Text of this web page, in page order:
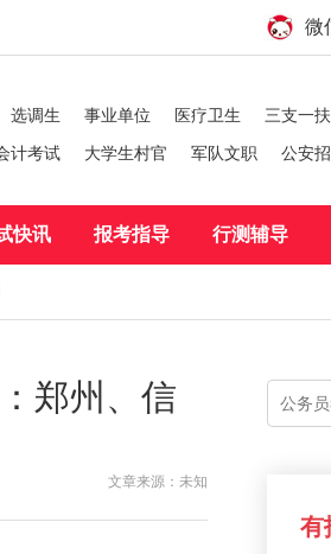
微
选调生 事业单位 医疗卫生 三支一扶
计考试 大学生村官 军队文职 公安
快讯 报考指导 行测辅导
郑州、信
文章来源：未知
有